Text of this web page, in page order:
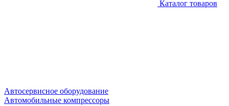
Каталог товаров
Автосервисное оборудование
Автомобильные компрессоры